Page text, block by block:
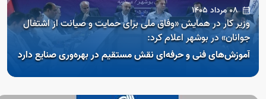
08 مرداد 1405
وزیر کار در همایش «وفاق ملی برای حمایت و صیانت از اشتغال
جوانان» در بوشهر اعلام کرد:
آموزش‌های فنی و حرفه‌ای نقش مستقیم در بهره‌وری صنایع دارد